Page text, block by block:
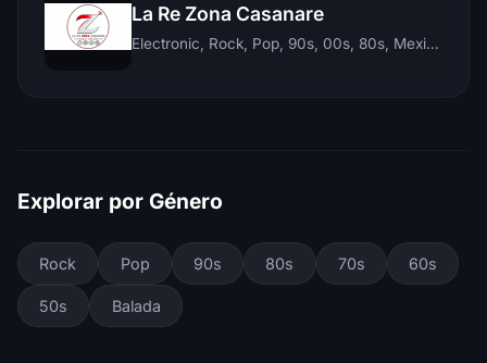
La Re Zona Casanare
Electronic, Rock, Pop, 90s, 00s, 80s, Mexican, Ranchera, Reggaeton, Instrumental, Salsa, Merengue, Tropical, Romantic, Vallenato, Llanera
Explorar por Género
Rock Pop 90s 80s 70s 60s
50s Balada